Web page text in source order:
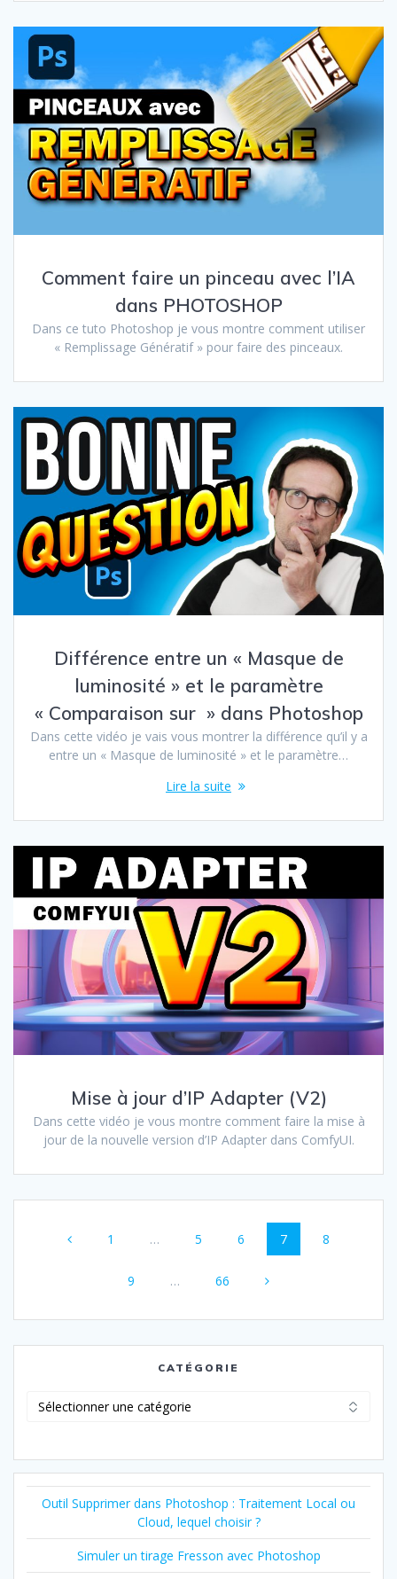
Comment faire un pinceau avec l’IA
dans PHOTOSHOP
Dans ce tuto Photoshop je vous montre comment utiliser
« Remplissage Génératif » pour faire des pinceaux.
Différence entre un « Masque de
luminosité » et le paramètre
« Comparaison sur » dans Photoshop
Dans cette vidéo je vais vous montrer la différence qu’il y a
entre un « Masque de luminosité » et le paramètre…
Lire la suite
Mise à jour d’IP Adapter (V2)
Dans cette vidéo je vous montre comment faire la mise à
jour de la nouvelle version d’IP Adapter dans ComfyUI.
des
Page
1 … Page
5 Page
6 Page
7 Page
8
Page
9 … Page
66
CATÉGORIE
Outil Supprimer dans Photoshop : Traitement Local ou
Cloud, lequel choisir ?
Simuler un tirage Fresson avec Photoshop